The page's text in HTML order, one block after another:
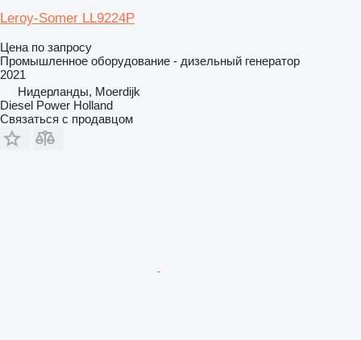
Leroy-Somer LL9224P
Цена по запросу
Промышленное оборудование - дизельный генератор
2021
Нидерланды, Moerdijk
Diesel Power Holland
Связаться с продавцом